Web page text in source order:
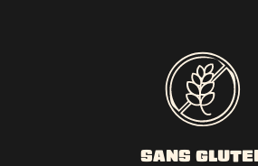
SANS